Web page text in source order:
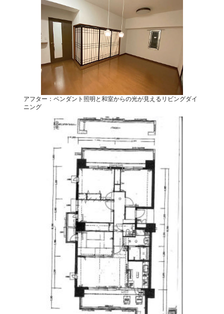
アフター：ペンダント照明と和室からの光が見えるリビングダイ
ニング